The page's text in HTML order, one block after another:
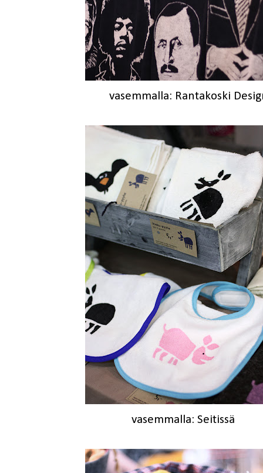
vasemmalla: Rantakoski
vasemmalla: Seitissä